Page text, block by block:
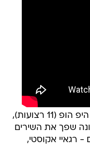
בעוד "ראפ מטורף" הוא אלבום היפ הופ (11 רצועות),
(8 קטעים) טונה שפך את השירים
- רגאיי אקוסטי,